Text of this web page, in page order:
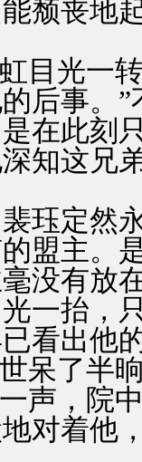
颓丧地
光一转
后事。
在此刻
知这兄
定然永
盟主。
没有放
抬，只
看出他
了半晌
，院中
对着他